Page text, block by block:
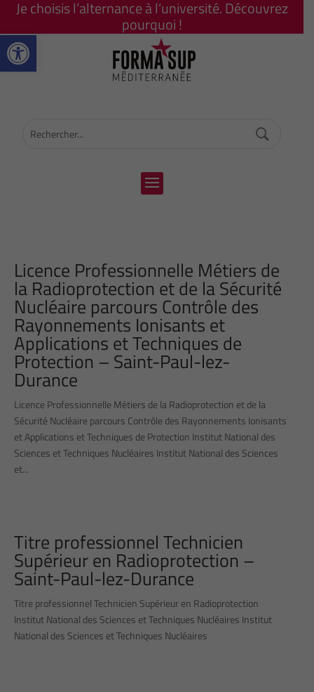
Ouvrir la barre d’outils
Je choisis l’alternance à l’université. Découvrez
pourquoi !
Licence Professionnelle Métiers de
la Radioprotection et de la Sécurité
Nucléaire parcours Contrôle des
Rayonnements Ionisants et
Applications et Techniques de
Protection – Saint-Paul-lez-
Durance
Licence Professionnelle Métiers de la Radioprotection et de la
Sécurité Nucléaire parcours Contrôle des Rayonnements Ionisants
et Applications et Techniques de Protection Institut National des
Sciences et Techniques Nucléaires Institut National des Sciences
et...
Titre professionnel Technicien
Supérieur en Radioprotection –
Saint-Paul-lez-Durance
Titre professionnel Technicien Supérieur en Radioprotection
Institut National des Sciences et Techniques Nucléaires Institut
National des Sciences et Techniques Nucléaires